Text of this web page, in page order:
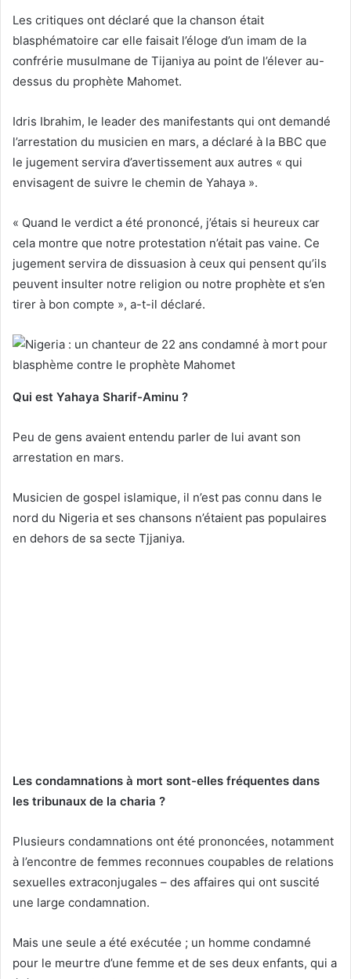
Les critiques ont déclaré que la chanson était
blasphématoire car elle faisait l’éloge d’un imam de la
confrérie musulmane de Tijaniya au point de l’élever au-
dessus du prophète Mahomet.
Idris Ibrahim, le leader des manifestants qui ont demandé
l’arrestation du musicien en mars, a déclaré à la BBC que
le jugement servira d’avertissement aux autres « qui
envisagent de suivre le chemin de Yahaya ».
« Quand le verdict a été prononcé, j’étais si heureux car
cela montre que notre protestation n’était pas vaine. Ce
jugement servira de dissuasion à ceux qui pensent qu’ils
peuvent insulter notre religion ou notre prophète et s’en
tirer à bon compte », a-t-il déclaré.
Qui est Yahaya Sharif-Aminu ?
Peu de gens avaient entendu parler de lui avant son
arrestation en mars.
Musicien de gospel islamique, il n’est pas connu dans le
nord du Nigeria et ses chansons n’étaient pas populaires
en dehors de sa secte Tjjaniya.
Les condamnations à mort sont-elles fréquentes dans
les tribunaux de la charia ?
Plusieurs condamnations ont été prononcées, notamment
à l’encontre de femmes reconnues coupables de relations
sexuelles extraconjugales – des affaires qui ont suscité
une large condamnation.
Mais une seule a été exécutée ; un homme condamné
pour le meurtre d’une femme et de ses deux enfants, qui a